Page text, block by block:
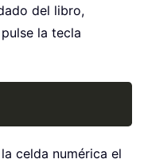
del libro,
la tecla
celda numérica el